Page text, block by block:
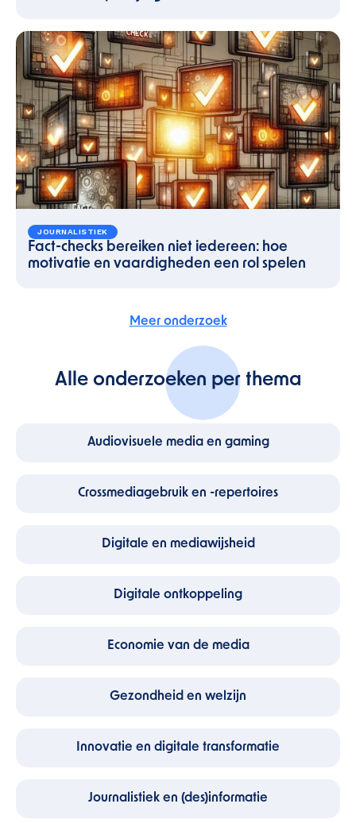
JOURNALISTIEK
Fact-checks bereiken niet iedereen: hoe
motivatie en vaardigheden een rol spelen
Meer onderzoek
Alle onderzoeken per thema
Audiovisuele media en gaming
Crossmediagebruik en -repertoires
Digitale en mediawijsheid
Digitale ontkoppeling
Economie van de media
Gezondheid en welzijn
Innovatie en digitale transformatie
Journalistiek en (des)informatie